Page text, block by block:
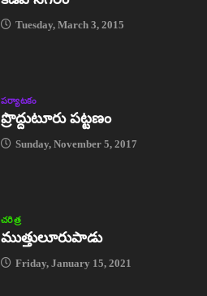
Tuesday, March 3, 2015
పర్యాటకం
ప్రొద్దుటూరు పట్టణం
Sunday, November 5, 2017
చరిత్ర
ముత్తులూరుపాడు
Friday, January 15, 2021